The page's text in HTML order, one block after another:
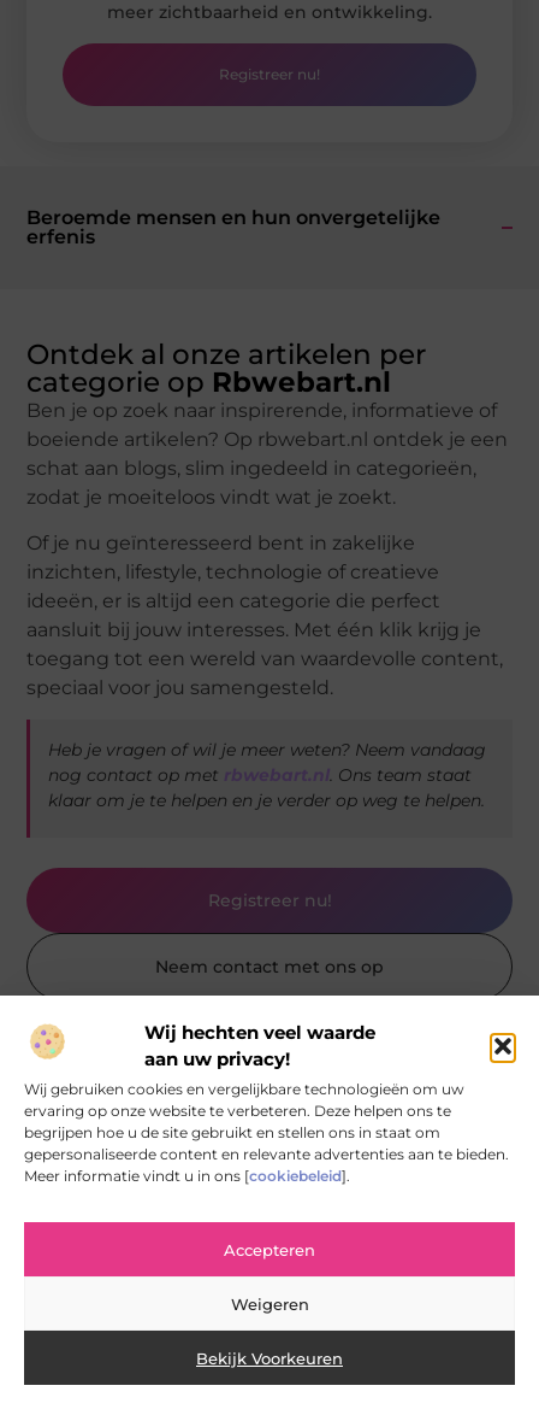
Wij hechten veel waarde
aan uw privacy!
Wij gebruiken cookies en vergelijkbare technologieën om uw
ervaring op onze website te verbeteren. Deze helpen ons te
begrijpen hoe u de site gebruikt en stellen ons in staat om
gepersonaliseerde content en relevante advertenties aan te bieden.
Meer informatie vindt u in ons [cookiebeleid].
Accepteren
Weigeren
Bekijk Voorkeuren
meer zichtbaarheid en ontwikkeling.
Registreer nu!
Beroemde mensen en hun onvergetelijke
erfenis
Ontdek al onze artikelen per
categorie op Rbwebart.nl
Ben je op zoek naar inspirerende, informatieve of
boeiende artikelen? Op rbwebart.nl ontdek je een
schat aan blogs, slim ingedeeld in categorieën,
zodat je moeiteloos vindt wat je zoekt.
Of je nu geïnteresseerd bent in zakelijke
inzichten, lifestyle, technologie of creatieve
ideeën, er is altijd een categorie die perfect
aansluit bij jouw interesses. Met één klik krijg je
toegang tot een wereld van waardevolle content,
speciaal voor jou samengesteld.
Heb je vragen of wil je meer weten? Neem vandaag
nog contact op met rbwebart.nl. Ons team staat
klaar om je te helpen en je verder op weg te helpen.
Registreer nu!
Neem contact met ons op
Dartpijlen kiezen die echt bij je worp passen
Je kent het vast: je gooit al een tijd met dezelfde set en